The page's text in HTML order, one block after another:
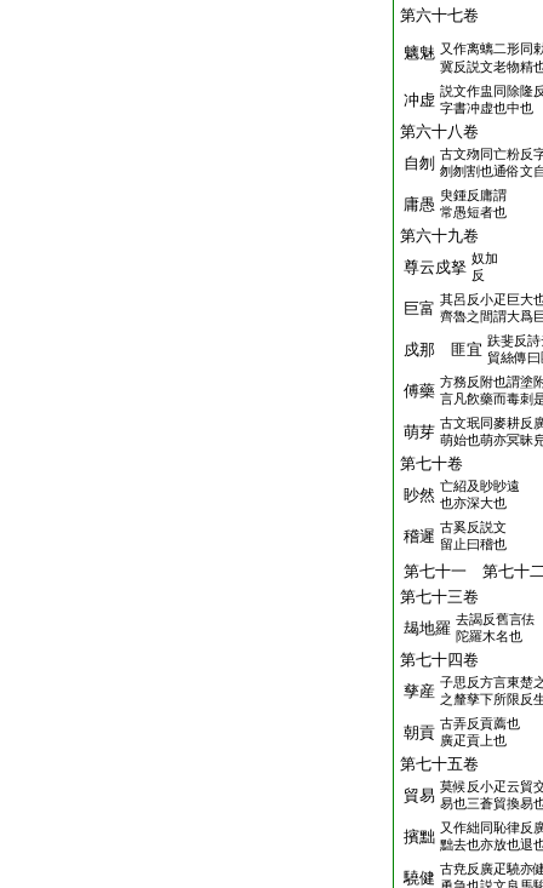
第六十七卷
魑魅 又作离螭二形同
冀反説文老物精
冲虚 説文作盅同除隆
字書冲虚也中也
第六十八卷
自刎 古文歾同亡粉反
刎刎割也通俗文
庸愚 臾鍾反庸謂
常愚短者也
第六十九卷
尊云戍拏 奴加
反
巨富 其呂反小疋巨大
齊魯之間謂大爲
戍那 匪宜 趺斐反
貿絲傳
傅藥 方務反附也謂塗
言凡飮藥而毒刺
萌芽 古文珉同麥耕反
萌始也萌亦冥昧
第七十卷
眇然 亡紹及眇眇遠
也亦深大也
稽遲 古奚反説文
留止曰稽也
第七十一 第七
第七十三卷
朅地羅 去謁反舊言佉
陀羅木名也
第七十四卷
孳産 子思反方言東楚
之釐孳下所限反
朝貢 古弄反貢薦也
廣疋貢上也
第七十五卷
貿易 莫候反小疋云貿
易也三蒼貿換易
擯黜 又作絀同恥律反
黜去也亦放也退
驍健 古尭反廣疋驍亦